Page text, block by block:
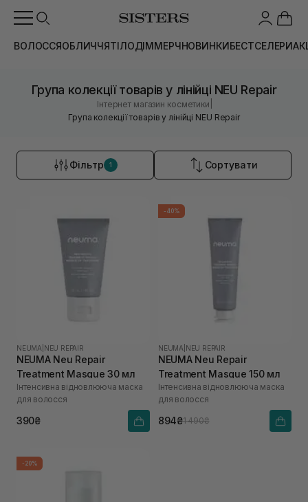
ВОЛОССЯОБЛИЧЧЯТІЛОДІММЕРЧНОВИНКИБЕСТСЕЛЕРИ
Група колекції товарів у лінійці NEU Repair
Інтернет магазин косметики
Група колекції товарів у лінійці NEU Repair
Фільтр 1 Сортувати
NEUMA NEU REPAIR
NEUMA Neu Repair
Treatment Masque 30 мл
Інтенсивна відновлююча маска
для волосся
390₴
-40%
NEUMA NEU REPAIR
NEUMA Neu Repair
Treatment Masque 150 мл
Інтенсивна відновлююча маска
для волосся
894₴1 490₴
-20%